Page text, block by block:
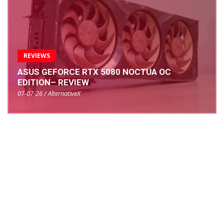
REVIEWS
ASUS GEFORCE RTX 5080 NOCTUA OC
EDITION– REVIEW
07-07-26 / AlternativeX